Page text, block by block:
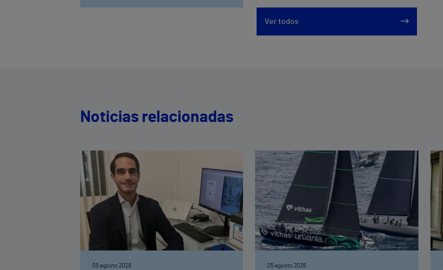
Ver todos
Noticias relacionadas
05 agosto 2026 05 agosto 2026